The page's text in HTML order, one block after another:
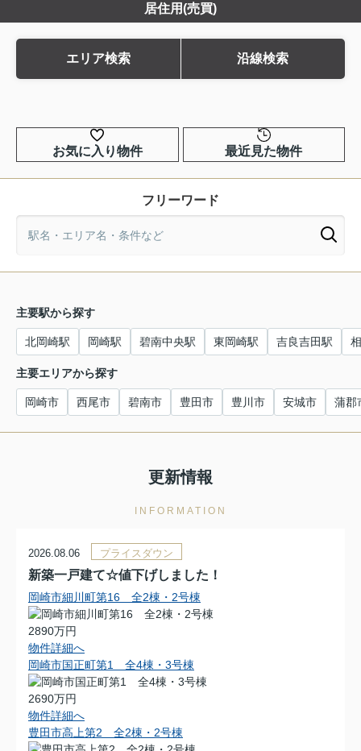
居住用(売買)
エリア検索 沿線検索
お気に入り物件 最近見た物件
フリーワード
主要駅から探す
北岡崎駅 岡崎駅 碧南中央駅 東岡崎駅 吉良吉田駅
主要エリアから探す
岡崎市 西尾市 碧南市 豊田市 豊川市 安城市 蒲郡
更新情報
INFORMATION
2026.08.06 プライスダウン
新築一戸建て☆値下げしました！
岡崎市細川町第16 全2棟・2号棟
2890万円
物件詳細へ
岡崎市国正町第1 全4棟・3号棟
2690万円
物件詳細へ
豊田市高上第2 全2棟・2号棟